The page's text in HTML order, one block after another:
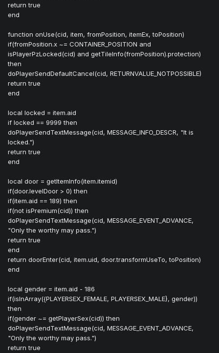
return true
end
function onUse(cid, item, fromPosition, itemEx, toPosition)
if(fromPosition.x ~= CONTAINER_POSITION and
isPlayerPzLocked(cid) and getTileInfo(fromPosition).protection)
then
doPlayerSendDefaultCancel(cid, RETURNVALUE_NOTPOSSIBLE)
return true
end
local locked = item.aid
if locked == 9999 then
doPlayerSendTextMessage(cid, MESSAGE_INFO_DESCR, "It is
locked.")
return true
end
local door = getItemInfo(item.itemid)
if(door.levelDoor > 0) then
if(item.aid == 189) then
if(not isPremium(cid)) then
doPlayerSendTextMessage(cid, MESSAGE_EVENT_ADVANCE,
"Only the worthy may pass.")
return true
end
return doorEnter(cid, item.uid, door.transformUseTo, toPosition)
end
local gender = item.aid - 186
if(isInArray({PLAYERSEX_FEMALE, PLAYERSEX_MALE}, gender))
then
if(gender ~= getPlayerSex(cid)) then
doPlayerSendTextMessage(cid, MESSAGE_EVENT_ADVANCE,
"Only the worthy may pass.")
return true